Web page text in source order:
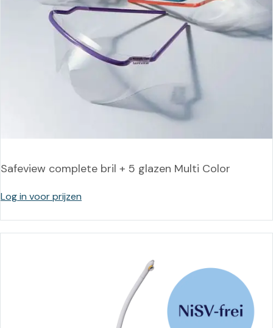
Safeview complete bril + 5 glazen Multi Color
Log in voor prijzen